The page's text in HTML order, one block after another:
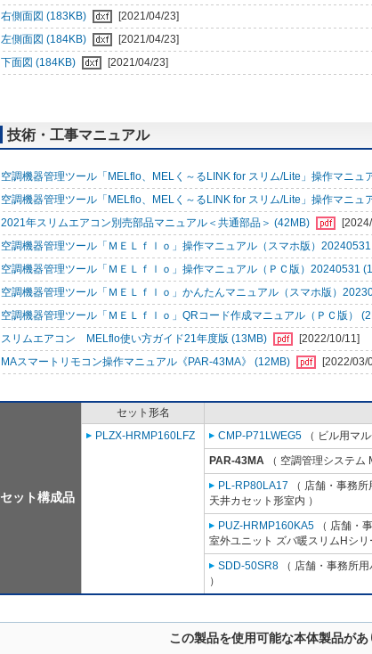
右側面図 (183KB)
[2021/04/23]
左側面図 (184KB)
[2021/04/23]
下面図 (184KB)
[2021/04/23]
技術・工事マニュアル
空調機器管理ツール「MELflo、MELく～るLINK for スリム/Lite」操作マニュ
空調機器管理ツール「MELflo、MELく～るLINK for スリム/Lite」操作マニュ
2021年スリムエアコン別売部品マニュアル＜共通部品＞ (42MB)
空調機器管理ツール「ＭＥＬｆｌｏ」操作マニュアル（スマホ版）
空調機器管理ツール「ＭＥＬｆｌｏ」操作マニュアル（ＰＣ版）20240531
空調機器管理ツール「ＭＥＬｆｌｏ」かんたんマニュアル（スマホ版）
空調機器管理ツール「ＭＥＬｆｌｏ」QRコード作成マニュアル（ＰＣ版）
スリムエアコン MELflo使い方ガイド21年度版 (13MB)
[2022/10/11]
MAスマートリモコン操作マニュアル《PAR-43MA》 (12MB)
[2022/03/
セット構成品
セット形名
PLZX-HRMP160LFZ
CMP-P71LWEG5 （ ビル用マ
PAR-43MA （ 空調管理システム
PL-RP80LA17 （ 店舗・事務
天井カセット形室内 ）
PUZ-HRMP160KA5 （ 店舗・
室外ユニット ズバ暖スリムHシリ
SDD-50SR8 （ 店舗・事務所
）
この製品を使用可能な本体製品があ